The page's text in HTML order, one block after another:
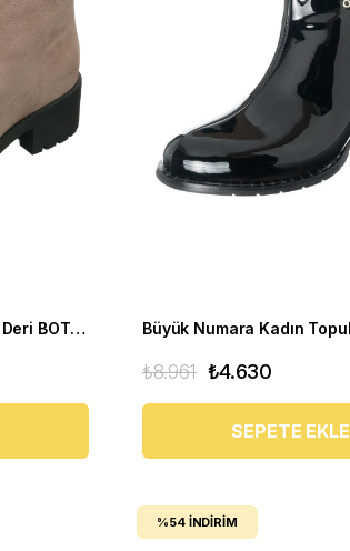
Rahat Kalıp Büyük Numara Deri BOT Ysm06 Antrasit
₺4.630
₺8.961
SEPETE EKLE
%54 İNDIRIM